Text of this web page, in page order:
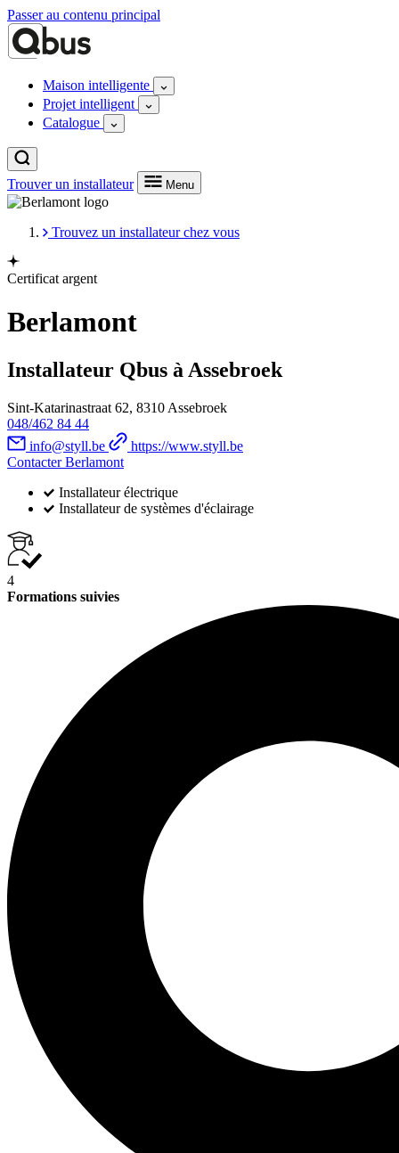
Passer au contenu principal
Maison intelligente
Projet intelligent
Catalogue
Trouver un installateur Menu
Trouvez un installateur chez vous
Certificat argent
Berlamont
Installateur Qbus à Assebroek
Sint-Katarinastraat 62, 8310 Assebroek
048/462 84 44
info@styll.be
https://www.styll.be
Contacter Berlamont
Installateur électrique
Installateur de systèmes d'éclairage
4
Formations suivies